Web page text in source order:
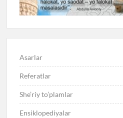
Asarlar
Referatlar
She’riy to’plamlar
Ensiklopediyalar